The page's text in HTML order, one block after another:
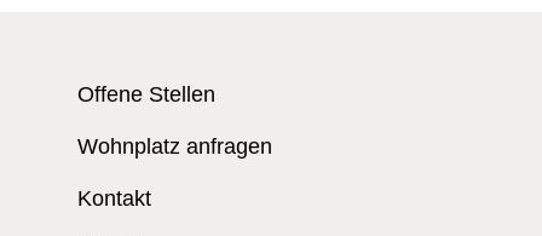
Offene Stellen
Wohnplatz anfragen
Kontakt